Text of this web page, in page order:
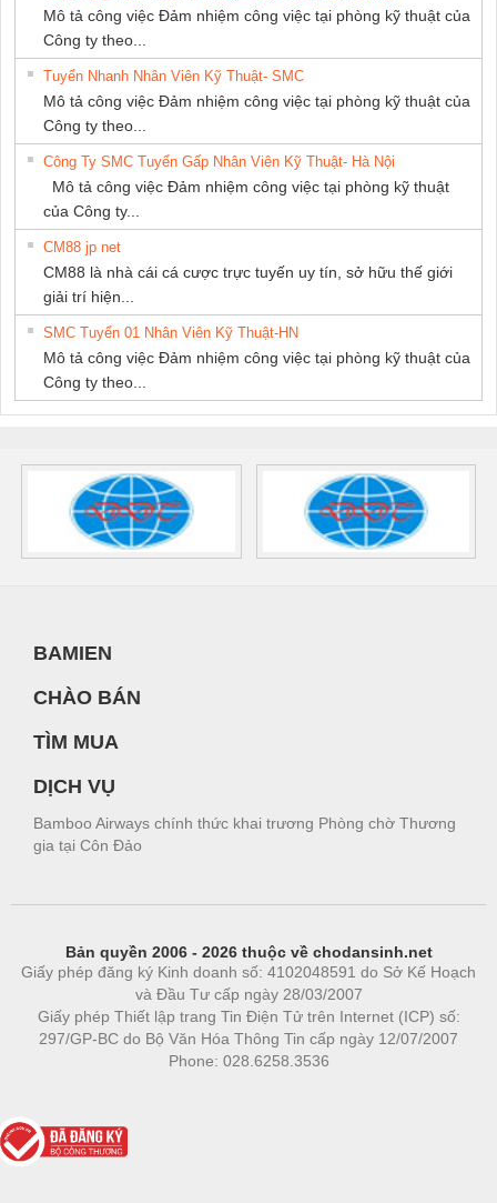
Mô tả công việc Đảm nhiệm công việc tại phòng kỹ thuật của
Công ty theo...
Tuyển Nhanh Nhân Viên Kỹ Thuật- SMC
Mô tả công việc Đảm nhiệm công việc tại phòng kỹ thuật của
Công ty theo...
Công Ty SMC Tuyển Gấp Nhân Viên Kỹ Thuật- Hà Nội
Mô tả công việc Đảm nhiệm công việc tại phòng kỹ thuật
của Công ty...
CM88 jp net
CM88 là nhà cái cá cược trực tuyến uy tín, sở hữu thế giới
giải trí hiện...
SMC Tuyển 01 Nhân Viên Kỹ Thuật-HN
Mô tả công việc Đảm nhiệm công việc tại phòng kỹ thuật của
Công ty theo...
BAMIEN
CHÀO BÁN
TÌM MUA
DỊCH VỤ
Bamboo Airways chính thức khai trương Phòng chờ Thương
gia tại Côn Đảo
Bản quyền 2006 - 2026 thuộc về chodansinh.net
Giấy phép đăng ký Kinh doanh số: 4102048591 do Sở Kế Hoạch
và Đầu Tư cấp ngày 28/03/2007
Giấy phép Thiết lập trang Tin Điện Tử trên Internet (ICP) số:
297/GP-BC do Bộ Văn Hóa Thông Tin cấp ngày 12/07/2007
Phone: 028.6258.3536